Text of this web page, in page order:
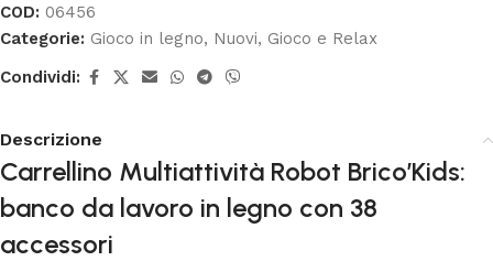
COD: 06456
Categorie: Gioco in legno, Nuovi, Gioco e Relax
Condividi:
Descrizione
Carrellino Multiattività Robot Brico’Kids:
banco da lavoro in legno con 38
accessori